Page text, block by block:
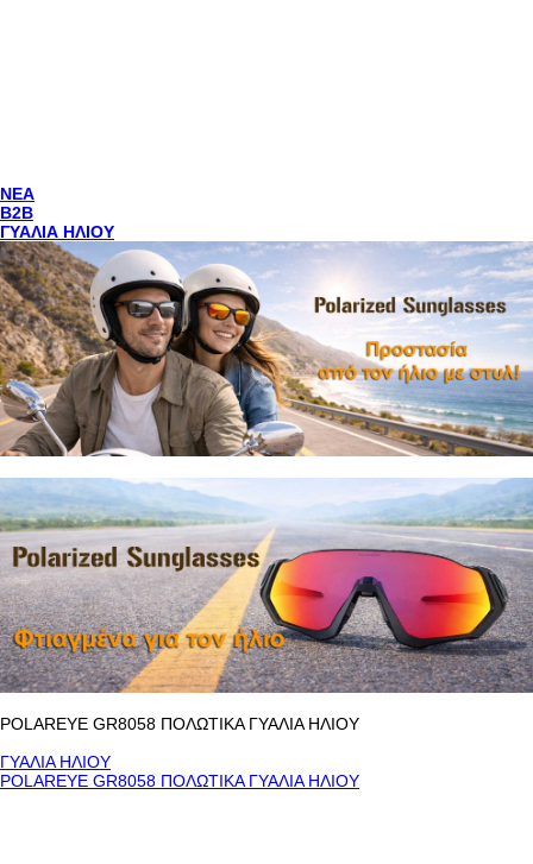
NEA
Β2Β
ΓΥΑΛΙΑ ΗΛΙΟΥ
POLAREYE GR8058 ΠΟΛΩΤΙΚΑ ΓΥΑΛΙΑ ΗΛΙΟΥ
ΓΥΑΛΙΑ ΗΛΙΟΥ
POLAREYE GR8058 ΠΟΛΩΤΙΚΑ ΓΥΑΛΙΑ ΗΛΙΟΥ